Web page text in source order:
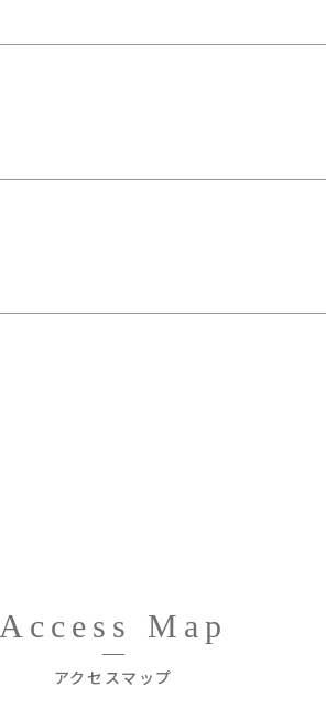
Access Map
アクセスマップ